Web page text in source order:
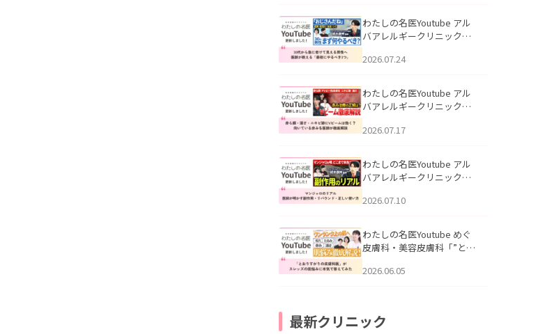
説」を公開いたしました。
わたしの名医Youtube アル
バアレルギークリニック札
える男性へ｜医師が教える
公開いたしました。
2026.07.24
わたしの名医Youtube アル
バアレルギークリニック札
跡にVビームは効く？向いて
説」を公開いたしました。
2026.07.17
わたしの名医Youtube アル
バアレルギークリニック札
医師が明かす副作用・リバ
公開いたしました。
2026.07.10
わたしの名医Youtube めぐ
皮膚科・美容皮膚科「”とお
ッズの肌悩みに本気で答え
2026.06.05
最新クリニック